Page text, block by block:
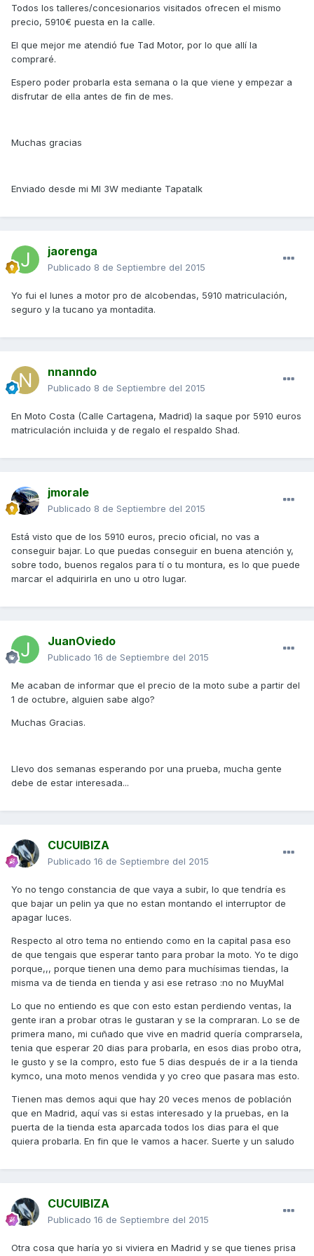
Todos los talleres/concesionarios visitados ofrecen el mismo
precio, 5910€ puesta en la calle.
El que mejor me atendió fue Tad Motor, por lo que allí la
compraré.
Espero poder probarla esta semana o la que viene y empezar a
disfrutar de ella antes de fin de mes.
Muchas gracias
Enviado desde mi MI 3W mediante Tapatalk
jaorenga
Publicado 8 de Septiembre del 2015
Yo fui el lunes a motor pro de alcobendas, 5910 matriculación,
seguro y la tucano ya montadita.
nnanndo
Publicado 8 de Septiembre del 2015
En Moto Costa (Calle Cartagena, Madrid) la saque por 5910 euros
matriculación incluida y de regalo el respaldo Shad.
jmorale
Publicado 8 de Septiembre del 2015
Está visto que de los 5910 euros, precio oficial, no vas a
conseguir bajar. Lo que puedas conseguir en buena atención y,
sobre todo, buenos regalos para tí o tu montura, es lo que puede
marcar el adquirirla en uno u otro lugar.
JuanOviedo
Publicado 16 de Septiembre del 2015
Me acaban de informar que el precio de la moto sube a partir del
1 de octubre, alguien sabe algo?
Muchas Gracias.
Llevo dos semanas esperando por una prueba, mucha gente
debe de estar interesada...
CUCUIBIZA
Publicado 16 de Septiembre del 2015
Yo no tengo constancia de que vaya a subir, lo que tendría es
que bajar un pelin ya que no estan montando el interruptor de
apagar luces.
Respecto al otro tema no entiendo como en la capital pasa eso
de que tengais que esperar tanto para probar la moto. Yo te digo
porque,,, porque tienen una demo para muchísimas tiendas, la
misma va de tienda en tienda y asi ese retraso :no no MuyMal
Lo que no entiendo es que con esto estan perdiendo ventas, la
gente iran a probar otras le gustaran y se la compraran. Lo se de
primera mano, mi cuñado que vive en madrid quería comprarsela,
tenia que esperar 20 dias para probarla, en esos dias probo otra,
le gusto y se la compro, esto fue 5 dias después de ir a la tienda
kymco, una moto menos vendida y yo creo que pasara mas esto.
Tienen mas demos aqui que hay 20 veces menos de población
que en Madrid, aquí vas si estas interesado y la pruebas, en la
puerta de la tienda esta aparcada todos los dias para el que
quiera probarla. En fin que le vamos a hacer. Suerte y un saludo
CUCUIBIZA
Publicado 16 de Septiembre del 2015
Otra cosa que haría yo si viviera en Madrid y se que tienes prisa